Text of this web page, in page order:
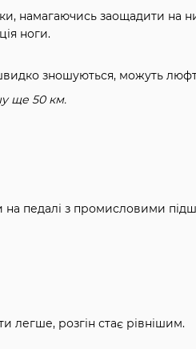
намагаючись заощадити на
ноги.
зношуються, можуть
ще 50 км.
на педалі з промисловими
легше, розгін стає рівнішим.